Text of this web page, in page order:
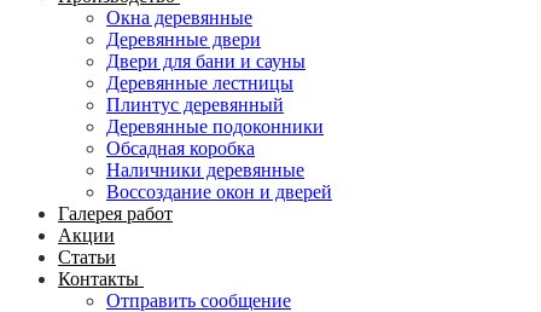
Окна деревянные
Деревянные двери
Двери для бани и сауны
Деревянные лестницы
Плинтус деревянный
Деревянные подоконники
Обсадная коробка
Наличники деревянные
Воссоздание окон и дверей
Галерея работ
Акции
Статьи
Контакты
Отправить сообщение